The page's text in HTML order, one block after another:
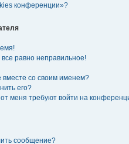
конференции»?
равно неправильное!
вместе со своим именем?
его?
меня требуют войти на
сообщение?